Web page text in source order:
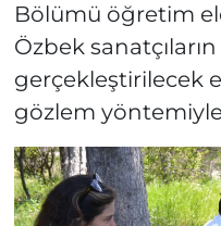
Bölümü öğretim
Özbek sanatçıların
gerçekleştirilecek
gözlem